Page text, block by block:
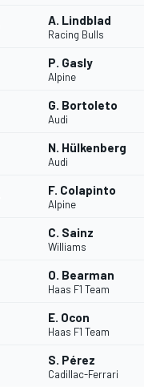
A. Lindblad
Racing Bulls
P. Gasly
Alpine
G. Bortoleto
Audi
N. Hülkenberg
Audi
F. Colapinto
Alpine
C. Sainz
Williams
O. Bearman
Haas F1 Team
E. Ocon
Haas F1 Team
S. Pérez
Cadillac-Ferrari